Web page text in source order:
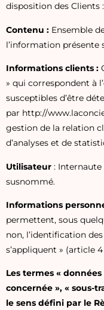
disposition des Clients :
Contenu : Ensemble
l’information présente
Informations clients :
» qui correspondent à
susceptibles d’être
par http://
gestion de la relation
d’analyses et de
Utilisateur :
susnommé.
Informations
permettent, sous
non, l’identification
s’appliquent » (article
Les termes «
concernée », « sous-
le sens défini par le